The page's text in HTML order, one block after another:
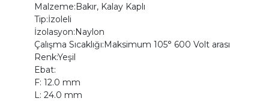
Malzeme:Bakır, Kalay Kaplı
Tip:İzoleli
İzolasyon:Naylon
Çalışma Sıcaklığı:Maksimum 105° 600 Volt arası
Renk:Yeşil
Ebat:
F: 12.0 mm
L: 24.0 mm